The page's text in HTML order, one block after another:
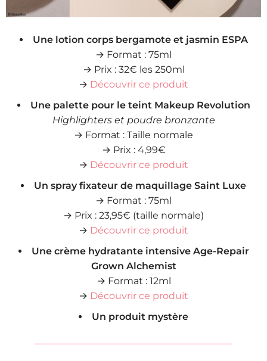
Une lotion corps bergamote et jasmin ESPA
→ Format : 75ml
→ Prix : 32€ les 250ml
→ Découvrir ce produit
Une palette pour le teint Makeup Revolution
Highlighters et poudre bronzante
→ Format : Taille normale
→ Prix : 4,99€
→ Découvrir ce produit
Un spray fixateur de maquillage Saint Luxe
→ Format : 75ml
→ Prix : 23,95€ (taille normale)
→ Découvrir ce produit
Une crème hydratante intensive Age-Repair
Grown Alchemist
→ Format : 12ml
→ Découvrir ce produit
Un produit mystère